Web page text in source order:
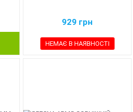
929 грн
НЕМАЄ В НАЯВНОСТІ